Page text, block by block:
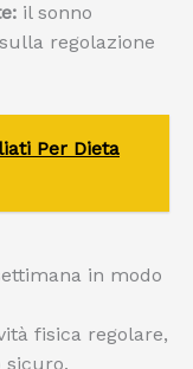
il sonno
regolazione
Per Dieta
in modo
fisica regolare,
sicuro.